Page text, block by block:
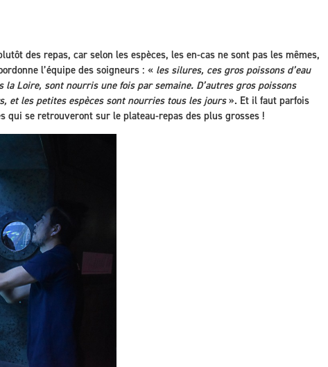
des repas, car selon les espèces, les en-cas ne sont pas les mêmes,
l’équipe des soigneurs : « les silures, ces gros poissons d’eau
la Loire, sont nourris une fois par semaine. D’autres gros poissons
et les petites espèces sont nourries tous les jours». Et il faut parfois
qui se retrouveront sur le plateau-repas des plus grosses !